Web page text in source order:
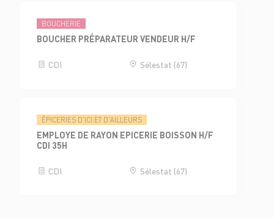
BOUCHERIE
BOUCHER PRÉPARATEUR VENDEUR H/F
CDI Sélestat (67)
ÉPICERIES D'ICI ET D'AILLEURS
EMPLOYE DE RAYON EPICERIE BOISSON H/F
CDI 35H
CDI Sélestat (67)